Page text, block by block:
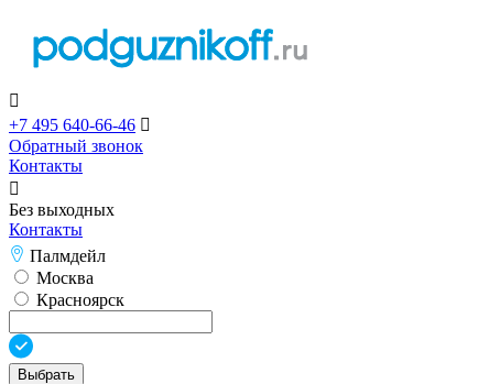

+7 495 640-66-46 
Обратный звонок
Контакты

Без выходных
Контакты
Палмдейл
Москва
Красноярск
Выбрать